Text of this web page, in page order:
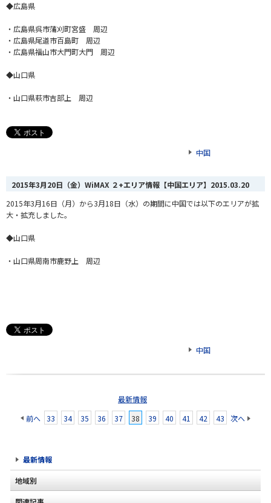
◆広島県
・広島県呉市蒲刈町宮盛 周辺
・広島県尾道市百島町 周辺
・広島県福山市大門町大門 周辺
◆山口県
・山口県萩市吉部上 周辺
中国
2015年3月20日（金）WiMAX ２+エリア情報【中国エリア】 2015.03.20
2015年3月16日（月）から3月18日（水）の期間に中国では以下のエリアが拡
大・拡充しました。
◆山口県
・山口県周南市鹿野上 周辺
中国
最新情報
前へ 33 34 35 36 37 38 39 40 41 42 43 次へ
最新情報
地域別